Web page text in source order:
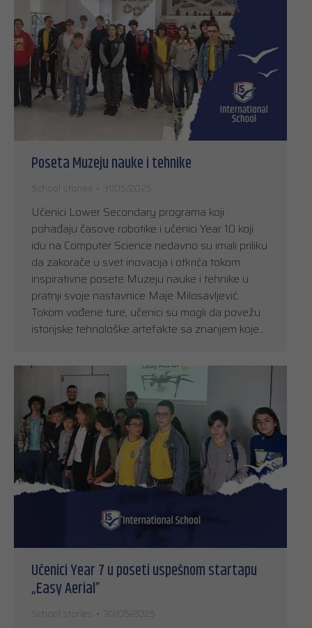
Poseta Muzeju nauke i tehnike
School stories 31/05/2025
Učenici Lower Secondary programa koji
pohađaju časove robotike i učenici Year 10 koji
idu na Computer Science nedavno su imali priliku
da zakorače u svet inovacija i otkrića tokom
inspirativne posete Muzeju nauke i tehnike u
pratnji svoje nastavnice Maje Milosavljević.
Tokom vođene ture, učenici su mogli da povežu
istorijske tehnološke artefakte sa znanjem koje…
Učenici Year 7 u poseti uspešnom startapu
„Easy Aerial”
School stories 30/05/2025